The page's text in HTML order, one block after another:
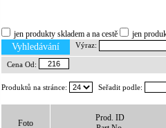
jen produkty skladem a na cestě jen
Vyhledávání Výraz:
Cena Od:
Produktů na stránce: Seřadit podle:
Foto
Prod. ID